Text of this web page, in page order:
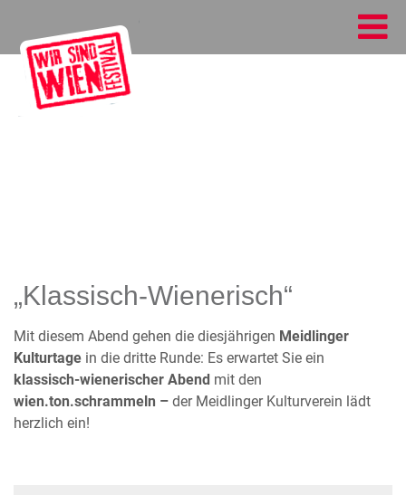
„Klassisch-Wienerisch“
Mit diesem Abend gehen die diesjährigen Meidlinger
Kulturtage in die dritte Runde: Es erwartet Sie ein
klassisch-wienerischer Abend mit den
wien.ton.schrammeln – der Meidlinger Kulturverein lädt
herzlich ein!